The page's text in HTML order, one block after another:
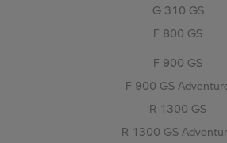
G 310 GS
F 800 GS
F 900 GS
F 900 GS
R 1300 GS
R 1300 GS